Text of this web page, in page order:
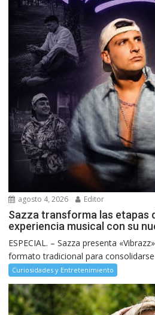
agosto 4, 2026 Editor
Sazza transforma las etapas
experiencia musical con su
ESPECIAL. – Sazza presenta
formato tradicional para
Curiosidades y Entretenimiento